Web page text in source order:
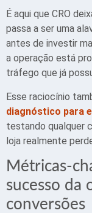
É aqui que CRO
passa a ser uma
antes de investir
a operação está
tráfego que já
Esse raciocínio
diagnóstico para
testando qualquer
loja realmente
Métricas-
sucesso da
conversões